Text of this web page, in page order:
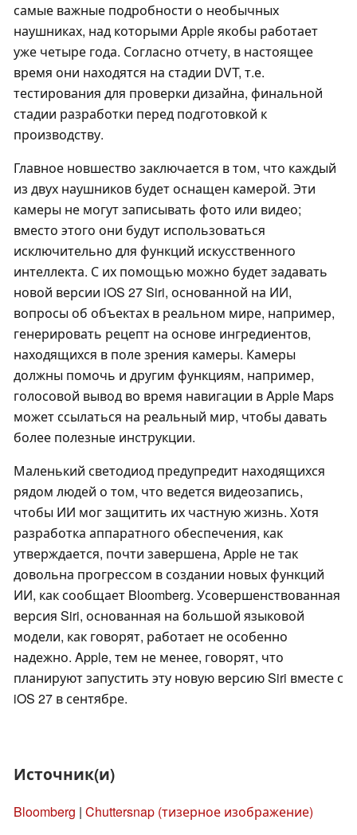
самые важные подробности о необычных
наушниках, над которыми Apple якобы работает
уже четыре года. Согласно отчету, в настоящее
время они находятся на стадии DVT, т.е.
тестирования для проверки дизайна, финальной
стадии разработки перед подготовкой к
производству.
Главное новшество заключается в том, что каждый
из двух наушников будет оснащен камерой. Эти
камеры не могут записывать фото или видео;
вместо этого они будут использоваться
исключительно для функций искусственного
интеллекта. С их помощью можно будет задавать
новой версии iOS 27 Siri, основанной на ИИ,
вопросы об объектах в реальном мире, например,
генерировать рецепт на основе ингредиентов,
находящихся в поле зрения камеры. Камеры
должны помочь и другим функциям, например,
голосовой вывод во время навигации в Apple Maps
может ссылаться на реальный мир, чтобы давать
более полезные инструкции.
Маленький светодиод предупредит находящихся
рядом людей о том, что ведется видеозапись,
чтобы ИИ мог защитить их частную жизнь. Хотя
разработка аппаратного обеспечения, как
утверждается, почти завершена, Apple не так
довольна прогрессом в создании новых функций
ИИ, как сообщает Bloomberg. Усовершенствованная
версия Siri, основанная на большой языковой
модели, как говорят, работает не особенно
надежно. Apple, тем не менее, говорят, что
планируют запустить эту новую версию Siri вместе с
iOS 27 в сентябре.
Источник(и)
Bloomberg | Chuttersnap (тизерное изображение)